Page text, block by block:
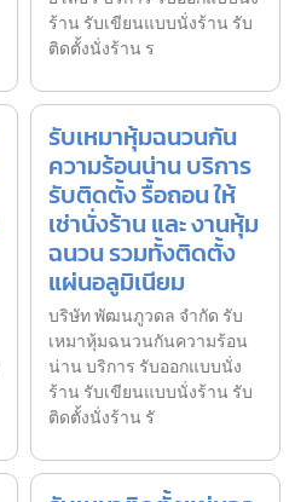
ร้าน รับเขียนแบบนั่งร้าน รับ
ติดตั้งนั่งร้าน ร
รับเหมาหุ้มฉนวนกัน
ความร้อนน่าน บริการ
รับติดตั้ง รื้อถอน ให้
เช่านั่งร้าน และ งานหุ้ม
ฉนวน รวมทั้งติดตั้ง
แผ่นอลูมิเนียม
บริษัท พัฒนภูวดล จำกัด รับ
เหมาหุ้มฉนวนกันความร้อน
น่าน บริการ รับออกแบบนั่ง
ร้าน รับเขียนแบบนั่งร้าน รับ
ติดตั้งนั่งร้าน รั